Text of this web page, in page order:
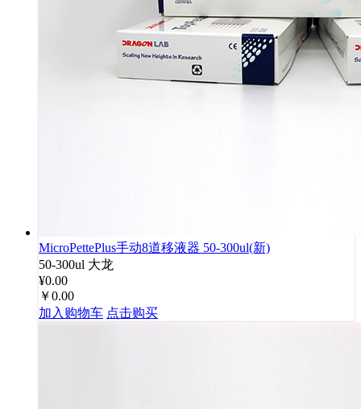
MicroPettePlus手动8道移液器 50-300ul(新)
50-300ul 大龙
¥0.00
￥0.00
加入购物车 点击购买